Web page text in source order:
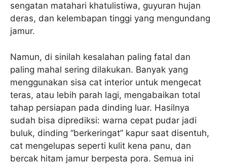
sengatan matahari khatulistiwa, guyuran hujan
deras, dan kelembapan tinggi yang mengundang
jamur.
Namun, di sinilah kesalahan paling fatal dan
paling mahal sering dilakukan. Banyak yang
menggunakan sisa cat interior untuk mengecat
teras, atau lebih parah lagi, mengabaikan total
tahap persiapan pada dinding luar. Hasilnya
sudah bisa diprediksi: warna cepat pudar jadi
buluk, dinding “berkeringat” kapur saat disentuh,
cat mengelupas seperti kulit kena panu, dan
bercak hitam jamur berpesta pora. Semua ini